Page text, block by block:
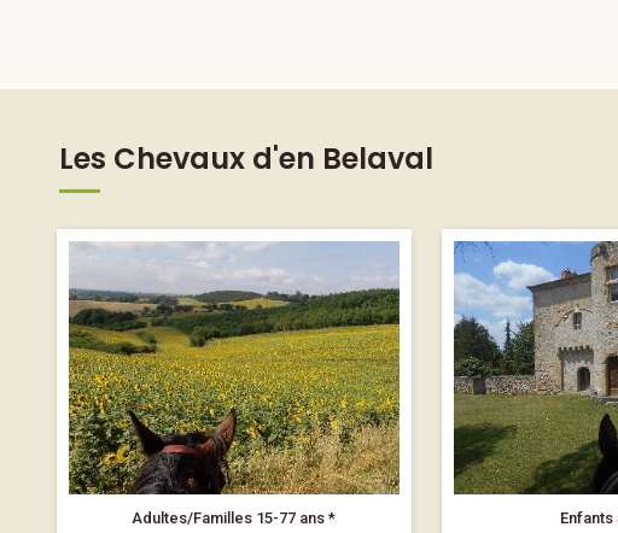
Les Chevaux d'en Belaval
Adultes/Familles 15-77 ans *
Enfants